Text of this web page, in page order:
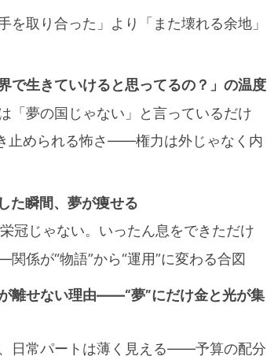
取り合った」より「また壊れる余地」
生きていけると思ってるの？」の温度
「夢の国じゃない」と言っているだけ
止められる怖さ――権力は外じゃなく内
た瞬間、夢が痩せる
じゃない。いったん息をできただけ
係が“物語”から“運用”に変わる合図
離せない理由――“夢”にだけ金と光が集
日常パートは薄く見える――予算の配分